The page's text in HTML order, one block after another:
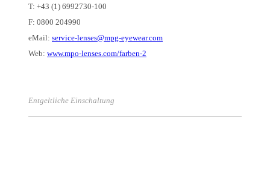
T: +43 (1) 6992730-100
F: 0800 204990
eMail: service-lenses@mpg-eyewear.com
Web: www.mpo-lenses.com/farben-2
Entgeltliche Einschaltung